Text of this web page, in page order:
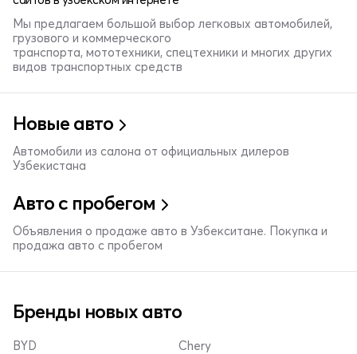
Мы предлагаем большой выбор легковых автомобилей,
грузового и коммерческого
транспорта, мототехники, спецтехники и многих других
видов транспортных средств
Новые авто
Автомобили из салона от официальных дилеров
Узбекистана
Авто с пробегом
Объявления о продаже авто в Узбекситане. Покупка и
продажа авто с пробегом
Бренды новых авто
BYD Chery